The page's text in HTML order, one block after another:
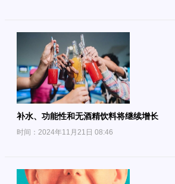
补水、功能性和无酒精饮料将继续增长
时间：2024年11月21日 08:46